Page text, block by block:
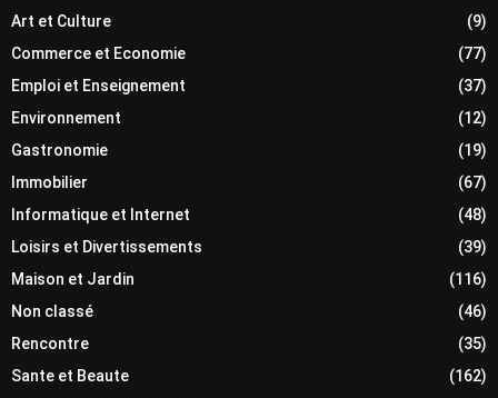
Art et Culture
(9)
Commerce et Economie
(77)
Emploi et Enseignement
(37)
Environnement
(12)
Gastronomie
(19)
Immobilier
(67)
Informatique et Internet
(48)
Loisirs et Divertissements
(39)
Maison et Jardin
(116)
Non classé
(46)
Rencontre
(35)
Sante et Beaute
(162)